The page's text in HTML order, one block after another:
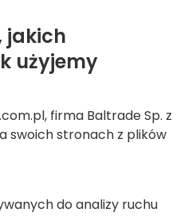
jakich
użyjemy
firma Baltrade Sp. z
swoich stronach z plików
do analizy ruchu